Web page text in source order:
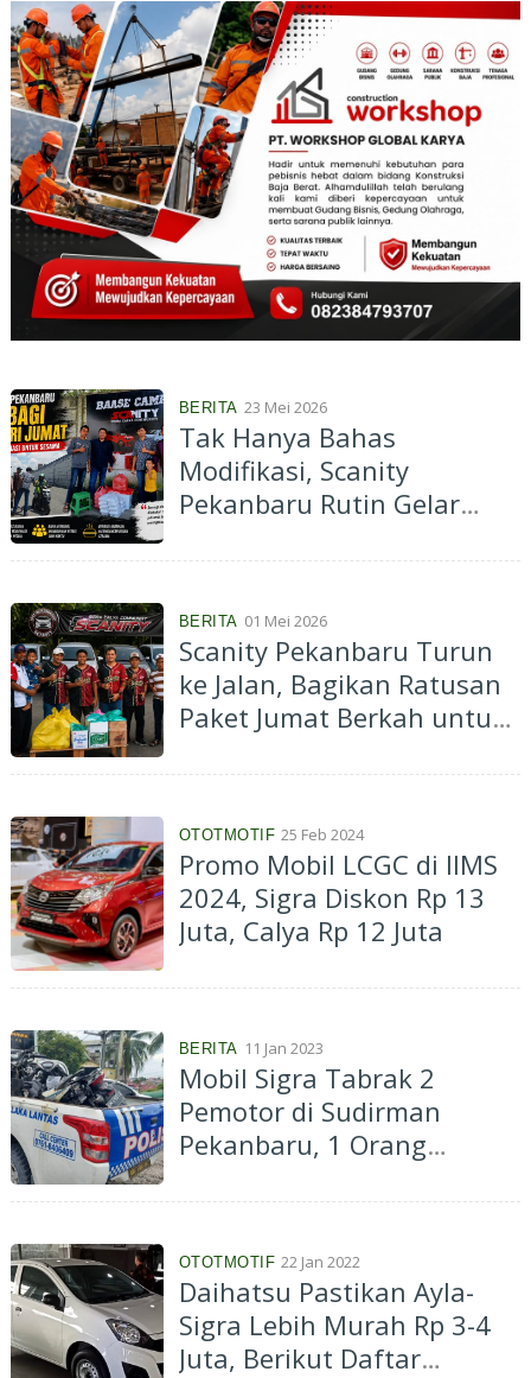
BERITA 23 Mei 2026
Tak Hanya Bahas
Modifikasi, Scanity
Pekanbaru Rutin Gelar
Sesama
BERITA 01 Mei 2026
Scanity Pekanbaru Turun
ke Jalan, Bagikan Ratusan
Paket Jumat Berkah untuk
OTOTMOTIF 25 Feb 2024
Promo Mobil LCGC di IIMS
2024, Sigra Diskon Rp 13
Juta, Calya Rp 12 Juta
BERITA 11 Jan 2023
Mobil Sigra Tabrak 2
Pemotor di Sudirman
Pekanbaru, 1 Orang
OTOTMOTIF 22 Jan 2022
Daihatsu Pastikan Ayla-
Sigra Lebih Murah Rp 3-4
Juta, Berikut Daftar